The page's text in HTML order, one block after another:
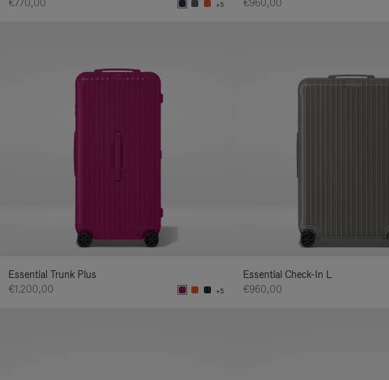
€770,00
+5
€960,00
Essential Trunk Plus
€1.200,00
+5
Essential Check-In L
€960,00